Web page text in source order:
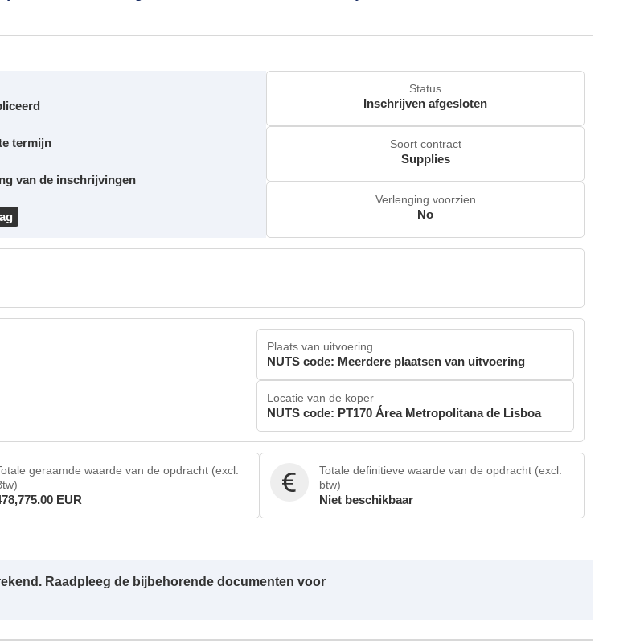
termijn
van de inschrijvingen
Status
Inschrijven afgesloten
Soort contract
Supplies
Verlenging voorzien
No
Plaats van uitvoering
NUTS code: Meerdere plaatsen van uitvoering
Locatie van de koper
NUTS code: PT170 Área Metropolitana de Lisboa
geraamde waarde van de opdracht (excl.
EUR
Totale definitieve waarde van de opdracht (excl.
btw)
Niet beschikbaar
Raadpleeg de bijbehorende documenten voor